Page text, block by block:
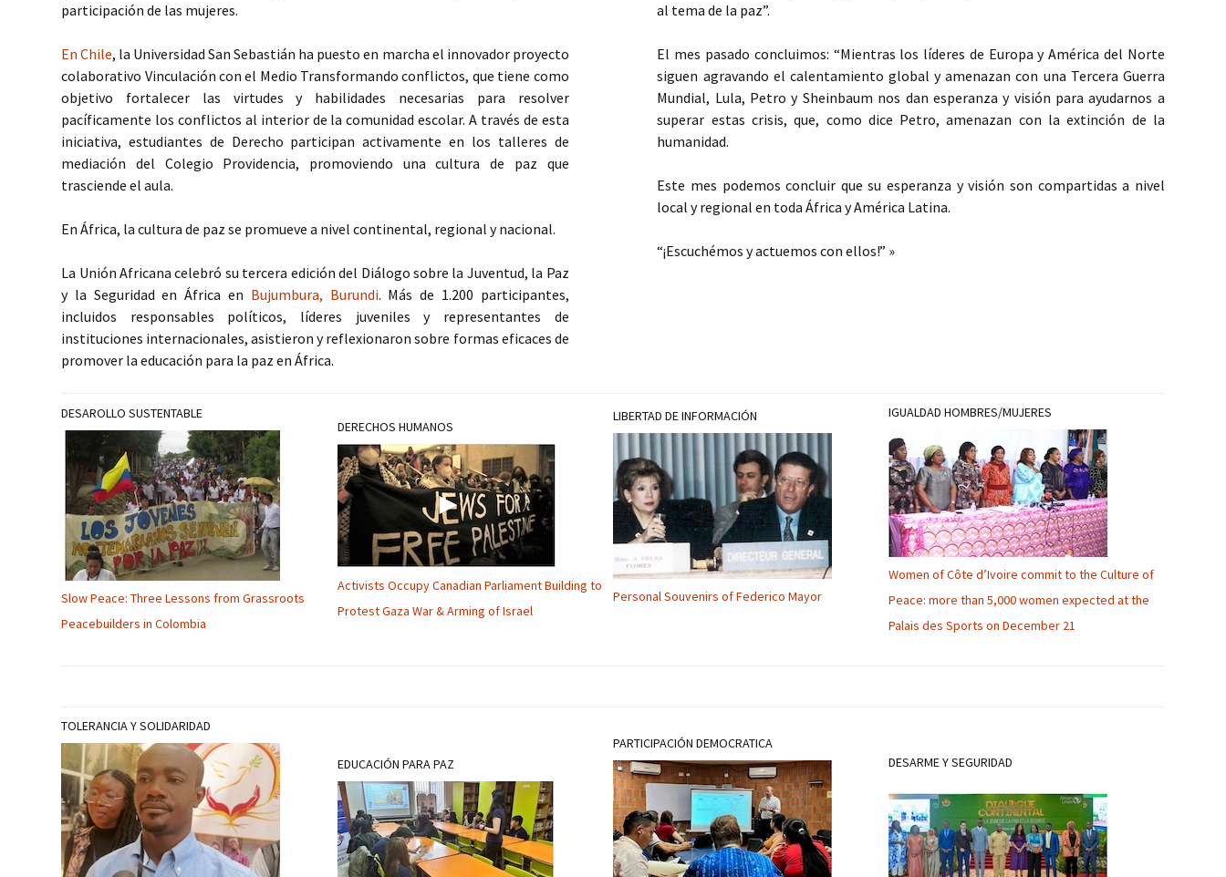
participación de las mujeres.
En Chile, la Universidad San Sebastián ha puesto en marcha el innovador proyecto
colaborativo Vinculación con el Medio Transformando conflictos, que tiene como
objetivo fortalecer las virtudes y habilidades necesarias para resolver
pacíficamente los conflictos al interior de la comunidad escolar. A través de esta
iniciativa, estudiantes de Derecho participan activamente en los talleres de
mediación del Colegio Providencia, promoviendo una cultura de paz que
trasciende el aula.
En África, la cultura de paz se promueve a nivel continental, regional y nacional.
La Unión Africana celebró su tercera edición del Diálogo sobre la Juventud, la Paz
y la Seguridad en África en Bujumbura, Burundi. Más de 1.200 participantes,
incluidos responsables políticos, líderes juveniles y representantes de
instituciones internacionales, asistieron y reflexionaron sobre formas eficaces de
promover la educación para la paz en África.
al tema de la paz”.
El mes pasado concluimos: “Mientras los líderes de Europa y América del Norte
siguen agravando el calentamiento global y amenazan con una Tercera Guerra
Mundial, Lula, Petro y Sheinbaum nos dan esperanza y visión para ayudarnos a
superar estas crisis, que, como dice Petro, amenazan con la extinción de la
humanidad.
Este mes podemos concluir que su esperanza y visión son compartidas a nivel
local y regional en toda África y América Latina.
“¡Escuchémos y actuemos con ellos!” »
DESAROLLO SUSTENTABLE
Slow Peace: Three Lessons from Grassroots
Peacebuilders in Colombia
DERECHOS HUMANOS
Activists Occupy Canadian Parliament Building to
Protest Gaza War & Arming of Israel
LIBERTAD DE INFORMACIÓN
Personal Souvenirs of Federico Mayor
IGUALDAD HOMBRES/MUJERES
Women of Côte d’Ivoire commit to the Culture of
Peace: more than 5,000 women expected at the
Palais des Sports on December 21
TOLERANCIA Y SOLIDARIDAD
EDUCACIÓN PARA PAZ
PARTICIPACIÓN DEMOCRATICA
DESARME Y SEGURIDAD